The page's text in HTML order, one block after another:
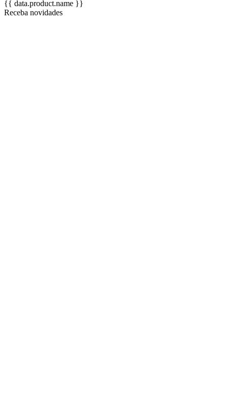
{{ data.product.name }}
Receba novidades